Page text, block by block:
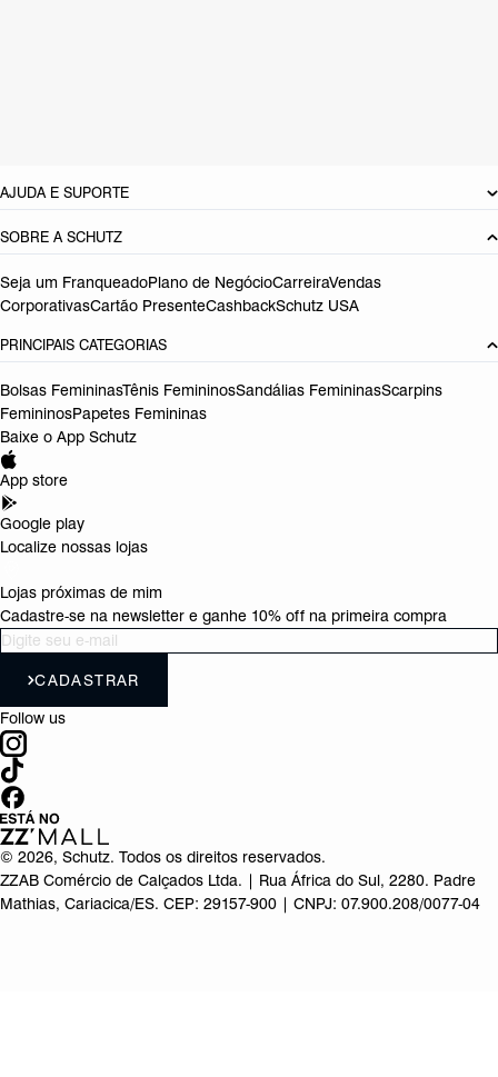
AJUDA E SUPORTE
SOBRE A SCHUTZ
Seja um FranqueadoPlano de NegócioCarreiraVendas
CorporativasCartão PresenteCashbackSchutz USA
PRINCIPAIS CATEGORIAS
Bolsas FemininasTênis FemininosSandálias FemininasScarpins
FemininosPapetes Femininas
Baixe o App Schutz
App store
Google play
Localize nossas lojas
Lojas próximas de mim
Cadastre-se na newsletter e ganhe 10% off na primeira compra
CADASTRAR
Follow us
© 2026, Schutz. Todos os direitos reservados.
ZZAB Comércio de Calçados Ltda. | Rua África do Sul, 2280. Padre
Mathias, Cariacica/ES. CEP: 29157-900 | CNPJ: 07.900.208/0077-04